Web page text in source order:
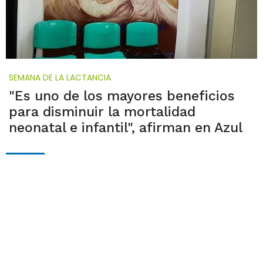
SEMANA DE LA LACTANCIA
"Es uno de los mayores beneficios
para disminuir la mortalidad
neonatal e infantil", afirman en Azul